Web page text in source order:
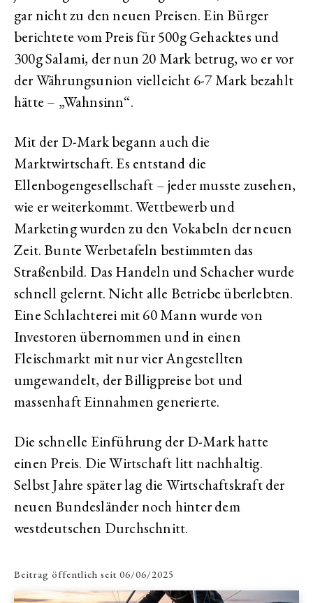
gar nicht zu den neuen Preisen. Ein Bürger
berichtete vom Preis für 500g Gehacktes und
300g Salami, der nun 20 Mark betrug, wo er vor
der Währungsunion vielleicht 6-7 Mark bezahlt
hätte – „Wahnsinn“.
Mit der D-Mark begann auch die
Marktwirtschaft. Es entstand die
Ellenbogengesellschaft – jeder musste zusehen,
wie er weiterkommt. Wettbewerb und
Marketing wurden zu den Vokabeln der neuen
Zeit. Bunte Werbetafeln bestimmten das
Straßenbild. Das Handeln und Schacher wurde
schnell gelernt. Nicht alle Betriebe überlebten.
Eine Schlachterei mit 60 Mann wurde von
Investoren übernommen und in einen
Fleischmarkt mit nur vier Angestellten
umgewandelt, der Billigpreise bot und
massenhaft Einnahmen generierte.
Die schnelle Einführung der D-Mark hatte
einen Preis. Die Wirtschaft litt nachhaltig.
Selbst Jahre später lag die Wirtschaftskraft der
neuen Bundesländer noch hinter dem
westdeutschen Durchschnitt.
Beitrag öffentlich seit 06/06/2025